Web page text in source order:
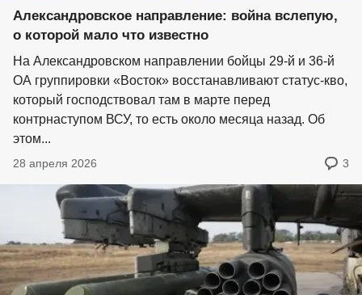
Александровское направление: война вслепую,
о которой мало что известно
На Александровском направлении бойцы 29-й и 36-й
ОА группировки «Восток» восстанавливают статус-кво,
который господствовал там в марте перед
контрнаступом ВСУ, то есть около месяца назад. Об
этом...
28 апреля 2026 3